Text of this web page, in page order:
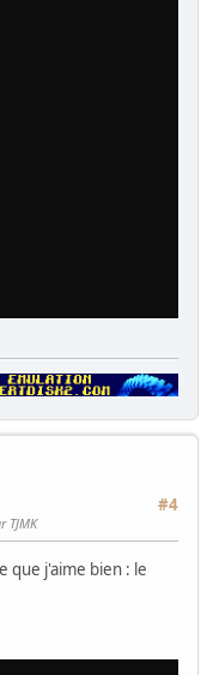
#4
TJMK
que j'aime bien : le